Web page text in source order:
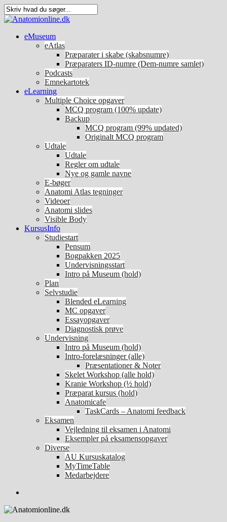
eMuseum
eAtlas
Præparater i skabe (skabsnumre)
Præparaters ID-numre (Dem-numre samlet)
Podcasts
Emnekartotek
eLearning
Multiple Choice opgaver
MCQ program (100% update)
Backup
MCQ program (99% updated)
Originalt MCQ program
Udtale
Udtale
Regler om udtale
Nye og gamle navne
E-bøger
Anatomi Atlas tegninger
Videoer
Anatomi slides
Visible Body
KursusInfo
Studiestart
Pensum
Bogpakken 2025
Undervisningsstart
Intro på Museum (hold)
Plan
Selvstudie
Blended eLearning
MC opgaver
Essayopgaver
Diagnostisk prøve
Undervisning
Intro på Museum (hold)
Intro-forelæsninger (alle)
Præsentationer & Noter
Skelet Workshop (alle hold)
Kranie Workshop (½ hold)
Præparat kursus (hold)
Anatomicafe
TaskCards – Anatomi feedback
Eksamen
Vejledning til eksamen i Anatomi
Eksempler på eksamensopgaver
Diverse
AU Kursuskatalog
MyTimeTable
Medarbejdere